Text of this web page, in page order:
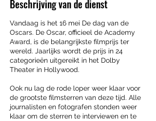
i
Beschrijving van de dienst
Vandaag is het 16 mei De dag van de
Oscars. De Oscar, officieel de Academy
Award, is de belangrijkste filmprijs ter
wereld. Jaarlijks wordt de prijs in 24
categorieën uitgereikt in het Dolby
Theater in Hollywood.
Ook nu lag de rode loper weer klaar voor
de grootste filmsterren van deze tijd. Alle
journalisten en fotografen stonden weer
klaar om de sterren te interviewen en te